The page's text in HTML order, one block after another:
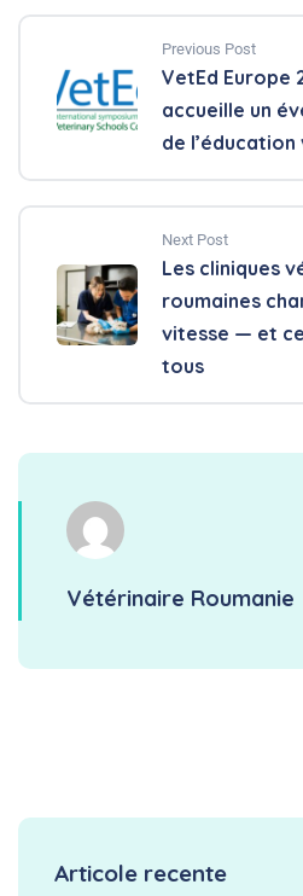
Previous Post
VetEd Europe
accueille un
de
Next Post
Les cliniques
roumaines
vitesse — et
tous
Vétérinaire Roumanie
Articole recente